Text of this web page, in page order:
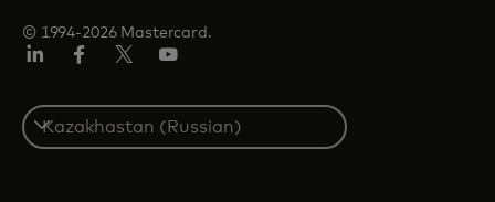
© 1994-2026 Mastercard.
Select
a
country